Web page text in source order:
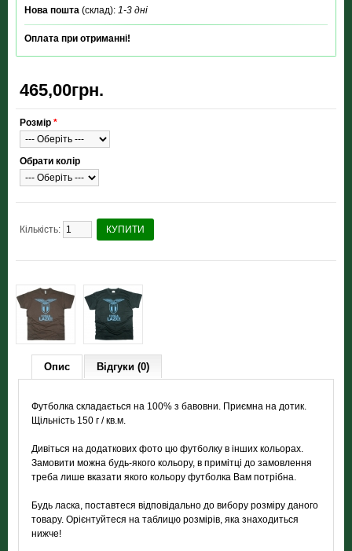
Нова пошта (склад): 1-3 дні
Оплата при отриманні!
465,00грн.
Розмір *
Обрати колір
Кількість: КУПИТИ
Опис Відгуки (0)
Футболка складається на 100% з бавовни. Приємна на дотик.
Щільність 150 г / кв.м.
Дивіться на додаткових фото цю футболку в інших кольорах.
Замовити можна будь-якого кольору, в примітці до замовлення
треба лише вказати якого кольору футболка Вам потрібна.
Будь ласка, поставтеся відповідально до вибору розміру даного
товару. Орієнтуйтеся на таблицю розмірів, яка знаходиться
нижче!